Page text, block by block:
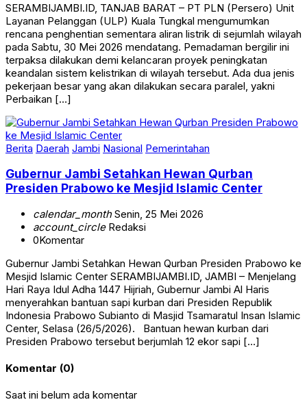
SERAMBIJAMBI.ID, TANJAB BARAT – PT PLN (Persero) Unit
Layanan Pelanggan (ULP) Kuala Tungkal mengumumkan
rencana penghentian sementara aliran listrik di sejumlah wilayah
pada Sabtu, 30 Mei 2026 mendatang. Pemadaman bergilir ini
terpaksa dilakukan demi kelancaran proyek peningkatan
keandalan sistem kelistrikan di wilayah tersebut. Ada dua jenis
pekerjaan besar yang akan dilakukan secara paralel, yakni
Perbaikan […]
Berita Daerah Jambi Nasional Pemerintahan
Gubernur Jambi Setahkan Hewan Qurban
Presiden Prabowo ke Mesjid Islamic Center
calendar_monthSenin, 25 Mei 2026
account_circleRedaksi
0Komentar
Gubernur Jambi Setahkan Hewan Qurban Presiden Prabowo ke
Mesjid Islamic Center SERAMBIJAMBI.ID, JAMBI – Menjelang
Hari Raya Idul Adha 1447 Hijriah, Gubernur Jambi Al Haris
menyerahkan bantuan sapi kurban dari Presiden Republik
Indonesia Prabowo Subianto di Masjid Tsamaratul Insan Islamic
Center, Selasa (26/5/2026). Bantuan hewan kurban dari
Presiden Prabowo tersebut berjumlah 12 ekor sapi […]
Komentar (0)
Saat ini belum ada komentar